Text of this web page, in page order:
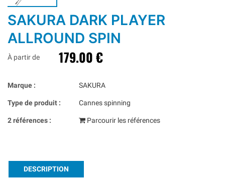
SAKURA DARK PLAYER
ALLROUND SPIN
À partir de 179.00 €
Marque : SAKURA
Type de produit : Cannes spinning
2 références : Parcourir les références
DESCRIPTION